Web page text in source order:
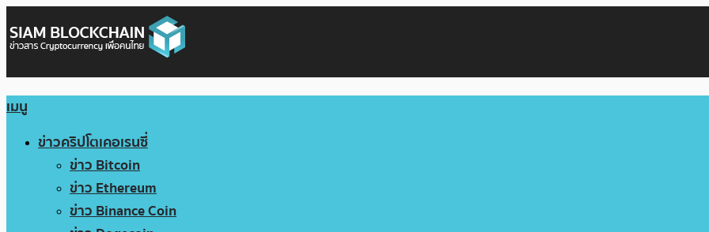
เมนู
ข่าวคริปโตเคอเรนซี่
ข่าว Bitcoin
ข่าว Ethereum
ข่าว Binance Coin